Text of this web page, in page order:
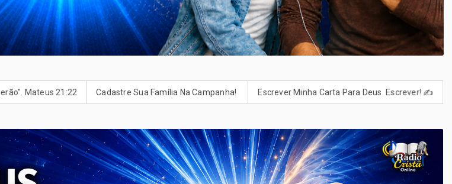
Cadastre Sua Família Na Campanha! ‍‍‍ Escrever Minha Carta Para Deus. Escrever! ✍️ Clique Aqui e Faça